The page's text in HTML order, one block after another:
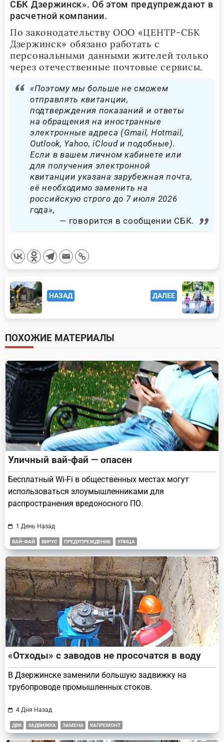
СБК Дзержинск». Об этом предупреждают в
расчетной компании.
По законодательству ООО «ЦЕНТР-СБК
Дзержинск» обязано работать с
персональными данными жителей только
через отечественные почтовые сервисы.
«Поэтому мы больше не сможем
отправлять квитанции,
подтверждения показаний и ответы
на обращения на иностранные
электронные адреса (Gmail, Hotmail,
Outlook, Yahoo, iCloud и подобные).
Если в вашем личном кабинете или
для получения электронной
квитанции указана зарубежная почта,
её необходимо заменить на
российскую строго до 7 июля 2026
года»,
говорится в сообщении СБК.
<span
class="nav-
subtitle
screen-
reader-
text">Page</span>
НАЗАД ДАЛЕЕ
ПОХОЖИЕ МАТЕРИАЛЫ
Уличный вай-фай — опасен
Бесплатный Wi-Fi в общественных местах могут
использоваться злоумышленниками для
распространения вредоносного ПО.
1 День Назад
ВАЙ-ФАЙ ВИРУС ПРЕДУПРЕЖДЕНИЕ УЛИЦА
«Отходы» с заводов не просочатся в воду
В Дзержинске заменили большую задвижку на
трубопроводе промышленных стоков.
4 Дня Назад
ДВК ЗАДВИЖКА ЗАМЕНА КАПРЕМОНТ